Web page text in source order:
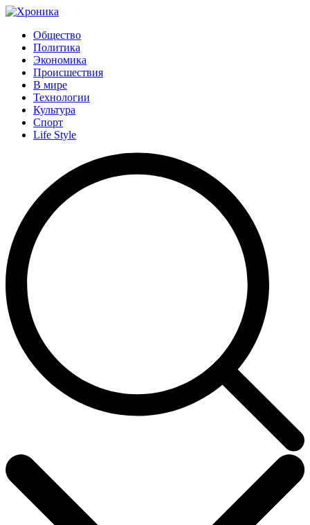
Общество
Политика
Экономика
Происшествия
В мире
Технологии
Культура
Спорт
Life Style